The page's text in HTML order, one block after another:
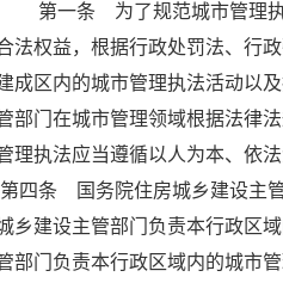
条 为了规范城市管理执法工
法权益，根据行政处罚法、
成区内的城市管理执法活动
部门在城市管理领域根据法律
法应当遵循以人为本、依法
条 国务院住房城乡建设主
乡建设主管部门负责本行政
部门负责本行政区域内的城